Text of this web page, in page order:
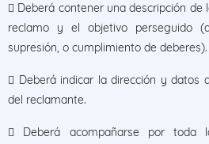
 Deberá contener una descripción de
reclamo y el objetivo perseguido
supresión, o cumplimiento de deberes).
 Deberá indicar la dirección y datos
del reclamante.
 Deberá acompañarse por toda